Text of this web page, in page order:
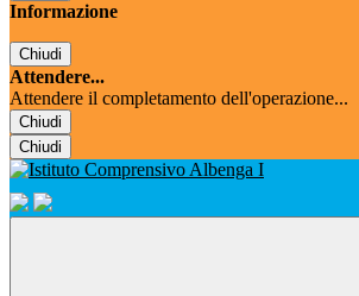
Informazione
Chiudi
Attendere...
Attendere il completamento dell'operazione...
Chiudi
Chiudi